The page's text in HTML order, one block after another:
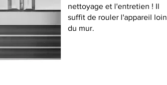
nettoyage et l'entretien ! Il
suffit de rouler l'appareil loin
du mur.